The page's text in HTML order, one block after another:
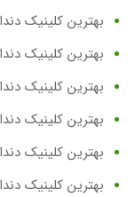
بهترین کلینیک
بهترین کلینیک
بهترین کلینیک
بهترین کلینیک
بهترین کلینیک
بهترین کلینیک